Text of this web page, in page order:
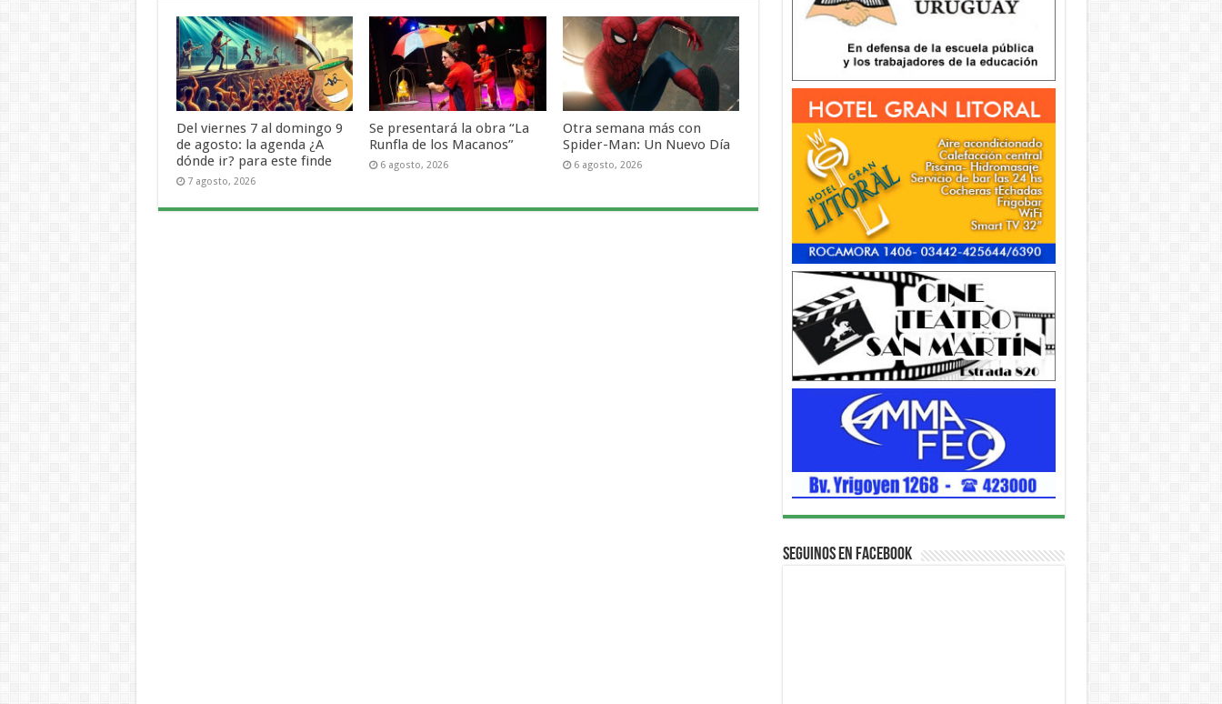
Del viernes 7 al domingo 9
de agosto: la agenda ¿A
dónde ir? para este finde
7 agosto, 2026
Se presentará la obra “La
Runfla de los Macanos”
6 agosto, 2026
Otra semana más con
Spider-Man: Un Nuevo Día
6 agosto, 2026
Seguinos en Facebook